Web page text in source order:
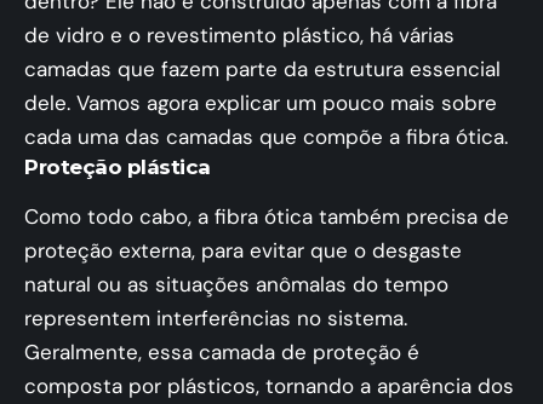
de vidro e o revestimento plástico, há várias
camadas que fazem parte da estrutura essencial
dele. Vamos agora explicar um pouco mais sobre
cada uma das camadas que compõe a fibra ótica.
Proteção plástica
Como todo cabo, a fibra ótica também precisa de
proteção externa, para evitar que o desgaste
natural ou as situações anômalas do tempo
representem interferências no sistema.
Geralmente, essa camada de proteção é
composta por plásticos, tornando a aparência dos